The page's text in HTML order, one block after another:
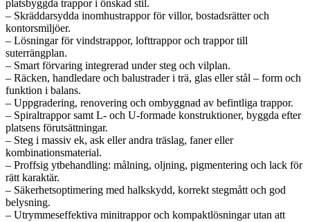
platsbyggda trappor i önskad stil.
– Skräddarsydda inomhustrappor för villor, bostadsrätter och
kontorsmiljöer.
– Lösningar för vindstrappor, lofttrappor och trappor till
suterrängplan.
– Smart förvaring integrerad under steg och vilplan.
– Räcken, handledare och balustrader i trä, glas eller stål – form och
funktion i balans.
– Uppgradering, renovering och ombyggnad av befintliga trappor.
– Spiraltrappor samt L- och U-formade konstruktioner, byggda efter
platsens förutsättningar.
– Steg i massiv ek, ask eller andra träslag, faner eller
kombinationsmaterial.
– Proffsig ytbehandling: målning, oljning, pigmentering och lack för
rätt karaktär.
– Säkerhetsoptimering med halkskydd, korrekt stegmått och god
belysning.
– Utrymmeseffektiva minitrappor och kompaktlösningar utan att